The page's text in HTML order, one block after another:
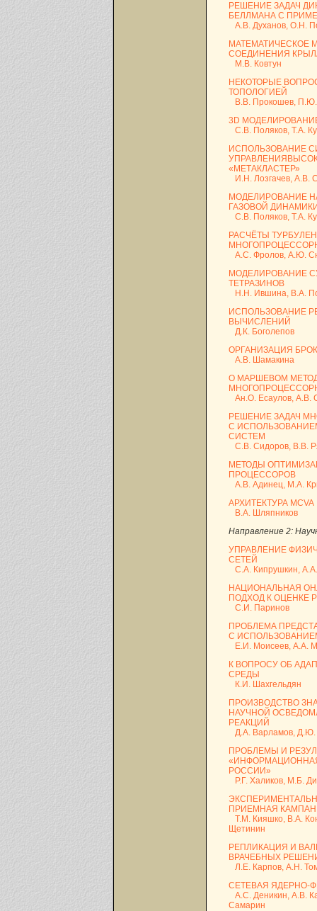
РЕШЕНИЕ ЗАДАЧ
БЕЛЛМАНА С
А.В. Духанов, О.Н.
МАТЕМАТИЧЕСКОЕ
СОЕДИНЕНИЯ
М.В. Ковтун
НЕКОТОРЫЕ
ТОПОЛОГИЕЙ
В.В. Прокошев,
3D
С.В. Поляков, Т.А.
ИСПОЛЬЗОВАНИЕ
«МЕТАКЛАСТЕР»
И.Н. Лозгачев, А.В.
МОДЕЛИРОВАНИЕ
ГАЗОВОЙ
С.В. Поляков, Т.А.
РАСЧЁТЫ
A.С. Фролов, А.Ю.
МОДЕЛИРОВАНИЕ
ТЕТРАЗИНОВ
Н.Н. Ившина, В.А.
ИСПОЛЬЗОВАНИЕ
ВЫЧИСЛЕНИЙ
Д.К. Боголепов
ОРГАНИЗАЦИЯ
А.В. Шамакина
О МАРШЕВОМ
Ан.О. Есаулов, А.В.
PЕШЕНИЕ ЗАДАЧ
С
СИСТЕМ
С.В. Сидоров, В.В.
МЕТОДЫ
ПРОЦЕССОРОВ
А.В. Адинец, М.А.
АРХИТЕКТУРА MCVA
В.А. Шляпников
Направление 2:
УПРАВЛЕНИЕ
СЕТЕЙ
С.А. Кипрушкин,
НАЦИОНАЛЬНАЯ
ПОДХОД К ОЦЕНКЕ
С.И. Паринов
ПРОБЛЕМА
С
Е.И. Моисеев, А.А.
К ВОПРОСУ ОБ
СРЕДЫ
К.И. Шахгельдян
ПРОИЗВОДСТВО
НАУЧНОЙ
РЕАКЦИЙ
Д.А. Варламов, Д.Ю.
ПРОБЛЕМЫ И
РОССИИ»
Р.Г. Халиков, М.Б.
ПРИЕМНАЯ
Т.М. Кияшко, В.А.
Щетинин
РЕПЛИКАЦИЯ И
ВРАЧЕБНЫХ
Л.Е. Карпов, А.Н.
СЕТЕВАЯ ЯДЕРНО-
А.С. Деникин, А.В.
Самарин